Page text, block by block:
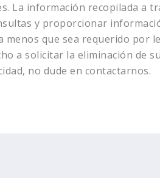
La información recopilada a
y proporcionar
que sea requerido por
a solicitar la eliminación de
no dude en contactarnos.